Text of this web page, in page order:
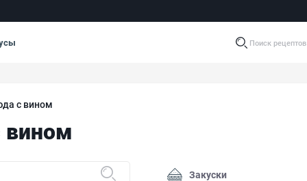
Поиск рецептов
с вином
Закуски